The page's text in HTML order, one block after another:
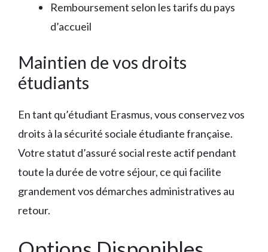
Remboursement selon les tarifs du pays
d’accueil
Maintien de vos droits
étudiants
En tant qu’étudiant Erasmus, vous conservez vos
droits à la sécurité sociale étudiante française.
Votre statut d’assuré social reste actif pendant
toute la durée de votre séjour, ce qui facilite
grandement vos démarches administratives au
retour.